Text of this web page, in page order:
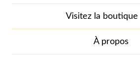
Visitez la boutique
À propos